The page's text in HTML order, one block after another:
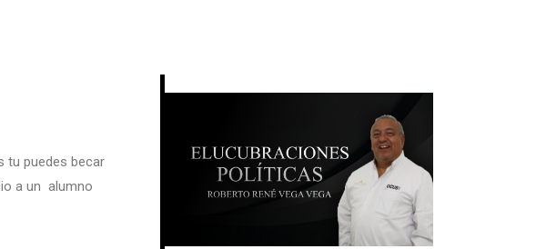
tu puedes becar
a un alumno